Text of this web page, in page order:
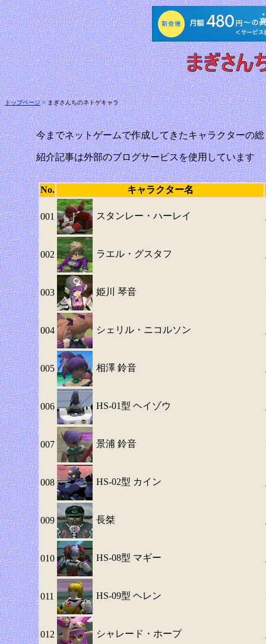
トップページ> まぎさんちのネトゲキャラ
今までネットゲームで作成してきたキャラクターの
紹介記事は外部のブログサービスを使用しています
No. キャラクター名
001 スタンレー・ハーレイ
002 ラエル・グスタフ
003 姫川 琴音
004 シェリル・ニコルソン
005 相澤 鈴音
006 HS-01型 ヘイゾウ
007 景浦 鈴音
008 HS-02型 カイン
009 長桀
010 HS-08型 マギー
011 HS-09型 ヘレン
012 シャレード・ホープ